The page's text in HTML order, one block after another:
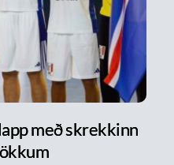
með skrekkinn